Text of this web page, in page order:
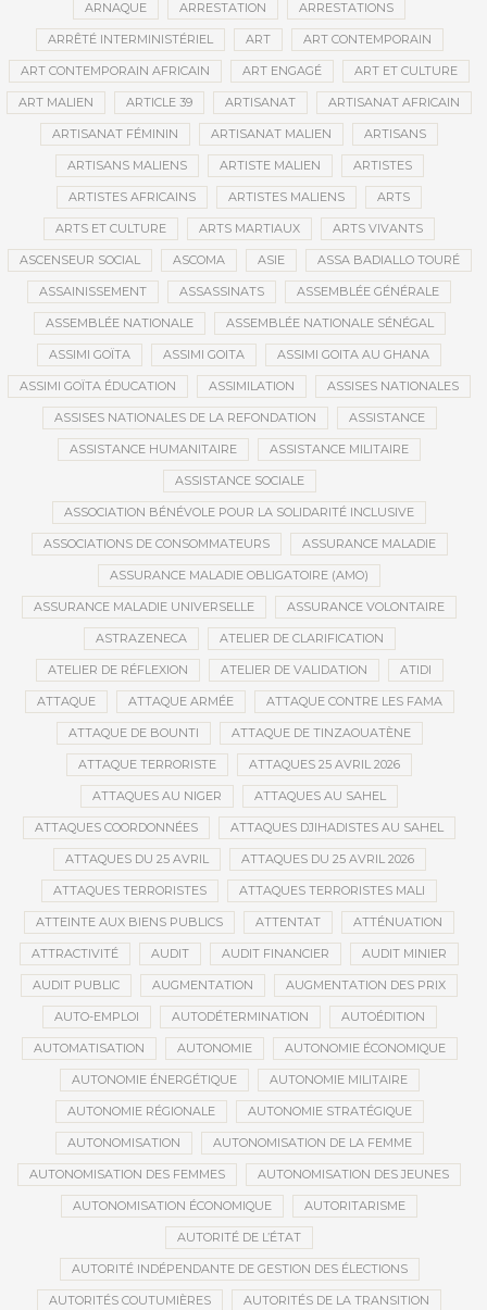
ARNAQUE ARRESTATION ARRESTATIONS
ARRÊTÉ INTERMINISTÉRIEL ART ART CONTEMPORAIN
ART CONTEMPORAIN AFRICAIN ART ENGAGÉ ART ET CULTURE
ART MALIEN ARTICLE 39 ARTISANAT ARTISANAT AFRICAIN
ARTISANAT FÉMININ ARTISANAT MALIEN ARTISANS
ARTISANS MALIENS ARTISTE MALIEN ARTISTES
ARTISTES AFRICAINS ARTISTES MALIENS ARTS
ARTS ET CULTURE ARTS MARTIAUX ARTS VIVANTS
ASCENSEUR SOCIAL ASCOMA ASIE ASSA BADIALLO TOURÉ
ASSAINISSEMENT ASSASSINATS ASSEMBLÉE GÉNÉRALE
ASSEMBLÉE NATIONALE ASSEMBLÉE NATIONALE SÉNÉGAL
ASSIMI GOÏTA ASSIMI GOITA ASSIMI GOITA AU GHANA
ASSIMI GOÏTA ÉDUCATION ASSIMILATION ASSISES NATIONALES
ASSISES NATIONALES DE LA REFONDATION ASSISTANCE
ASSISTANCE HUMANITAIRE ASSISTANCE MILITAIRE
ASSISTANCE SOCIALE
ASSOCIATION BÉNÉVOLE POUR LA SOLIDARITÉ INCLUSIVE
ASSOCIATIONS DE CONSOMMATEURS ASSURANCE MALADIE
ASSURANCE MALADIE OBLIGATOIRE (AMO)
ASSURANCE MALADIE UNIVERSELLE ASSURANCE VOLONTAIRE
ASTRAZENECA ATELIER DE CLARIFICATION
ATELIER DE RÉFLEXION ATELIER DE VALIDATION ATIDI
ATTAQUE ATTAQUE ARMÉE ATTAQUE CONTRE LES FAMA
ATTAQUE DE BOUNTI ATTAQUE DE TINZAOUATÈNE
ATTAQUE TERRORISTE ATTAQUES 25 AVRIL 2026
ATTAQUES AU NIGER ATTAQUES AU SAHEL
ATTAQUES COORDONNÉES ATTAQUES DJIHADISTES AU SAHEL
ATTAQUES DU 25 AVRIL ATTAQUES DU 25 AVRIL 2026
ATTAQUES TERRORISTES ATTAQUES TERRORISTES MALI
ATTEINTE AUX BIENS PUBLICS ATTENTAT ATTÉNUATION
ATTRACTIVITÉ AUDIT AUDIT FINANCIER AUDIT MINIER
AUDIT PUBLIC AUGMENTATION AUGMENTATION DES PRIX
AUTO-EMPLOI AUTODÉTERMINATION AUTOÉDITION
AUTOMATISATION AUTONOMIE AUTONOMIE ÉCONOMIQUE
AUTONOMIE ÉNERGÉTIQUE AUTONOMIE MILITAIRE
AUTONOMIE RÉGIONALE AUTONOMIE STRATÉGIQUE
AUTONOMISATION AUTONOMISATION DE LA FEMME
AUTONOMISATION DES FEMMES AUTONOMISATION DES JEUNES
AUTONOMISATION ÉCONOMIQUE AUTORITARISME
AUTORITÉ DE L’ÉTAT
AUTORITÉ INDÉPENDANTE DE GESTION DES ÉLECTIONS
AUTORITÉS COUTUMIÈRES AUTORITÉS DE LA TRANSITION